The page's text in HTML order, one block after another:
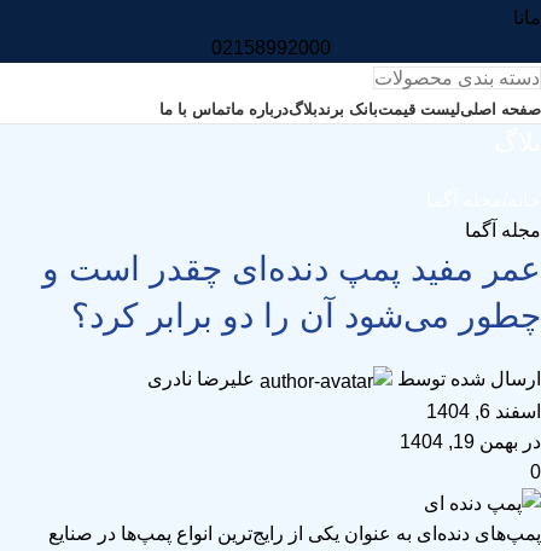
02158992000
دسته بندی محصولات
صفحه اصلیلیست قیمتبانک برندبلاگدرباره ماتماس با ما
مجله آگما
عمر مفید پمپ دنده‌ای چقدر است و
چطور می‌شود آن را دو برابر کرد؟
ارسال شده توسط
علیرضا نادری
اسفند 6, 1404
در بهمن 19, 1404
0
پمپ‌های دنده‌ای به عنوان یکی از رایج‌ترین انواع پمپ‌ها در صنایع